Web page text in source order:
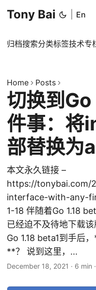
Tony Bai En
归档搜索分类标签技术专
Home Posts
切换到
件事：
部替换为
本文永久链接 –
https://tonybai.com/
interface-with-any-
1-18 伴随着Go 1.18
已经迫不及待地下载该
Go 1.18 beta1到手后
**？ 说到这里，...
December 18, 2021 · 6 min ·